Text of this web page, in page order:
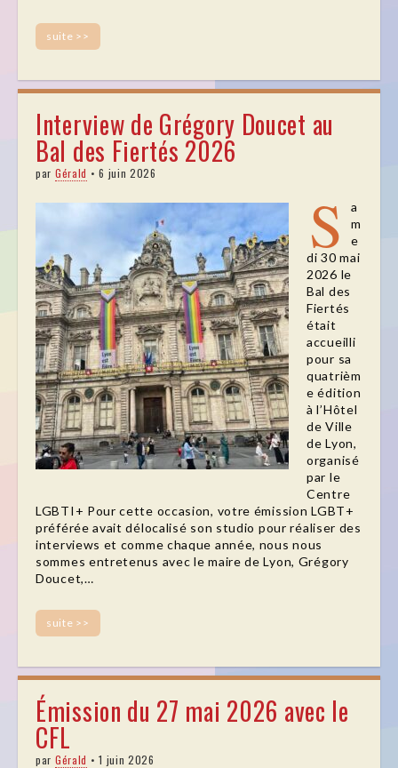
suite >>
Interview de Grégory Doucet au
Bal des Fiertés 2026
par Gérald •6 juin 2026
S
a
m
e
di 30 mai
2026 le
Bal des
Fiertés
était
accueilli
pour sa
quatrièm
e édition
à l’Hôtel
de Ville
de Lyon,
organisé
par le
Centre
LGBTI+ Pour cette occasion, votre émission LGBT+
préférée avait délocalisé son studio pour réaliser des
interviews et comme chaque année, nous nous
sommes entretenus avec le maire de Lyon, Grégory
Doucet,…
suite >>
Émission du 27 mai 2026 avec le
CFL
par Gérald •1 juin 2026